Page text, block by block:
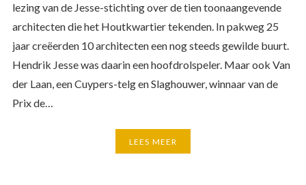
lezing van de Jesse-stichting over de tien toonaangevende
architecten die het Houtkwartier tekenden. In pakweg 25
jaar creëerden 10 architecten een nog steeds gewilde buurt.
Hendrik Jesse was daarin een hoofdrolspeler. Maar ook Van
der Laan, een Cuypers-telg en Slaghouwer, winnaar van de
Prix de…
LEES MEER